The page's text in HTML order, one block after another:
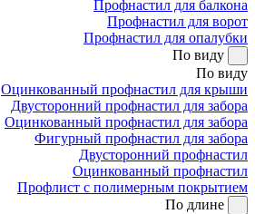
Профнастил для балкона
Профнастил для ворот
Профнастил для опалубки
По виду
По виду
Оцинкованный профнастил для крыши
Двусторонний профнастил для забора
Оцинкованный профнастил для забора
Фигурный профнастил для забора
Двусторонний профнастил
Оцинкованный профнастил
Профлист с полимерным покрытием
По длине